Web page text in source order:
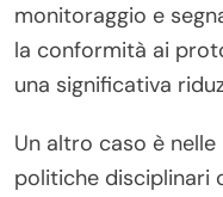
monitoraggio e
la conformità ai
una significativa
Un altro caso è
politiche disciplinari